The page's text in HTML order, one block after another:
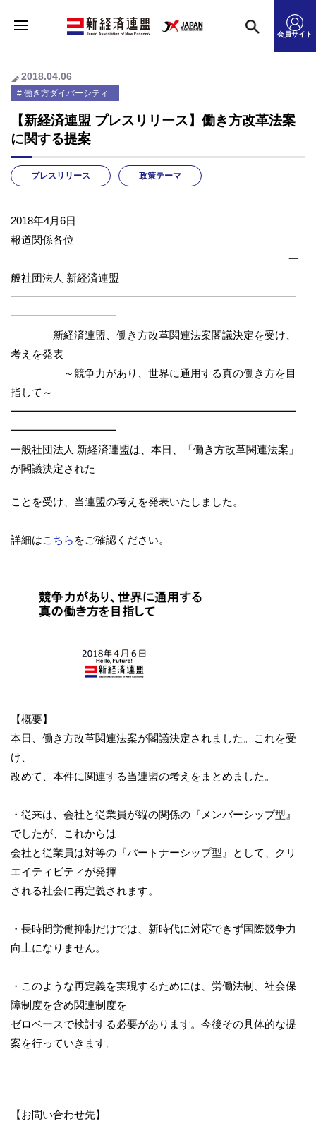
会員サイト
2018.04.06
働き方ダイバーシティ
【新経済連盟 プレスリリース】働き方改革法案
に関する提案
プレスリリース 政策テーマ
2018年4月6日
報道関係各位
一
般社団法人 新経済連盟
━━━━━━━━━━━━━━━━━━━━━━━━━━━
━━━━━━━━━━
新経済連盟、働き方改革関連法案閣議決定を受け、
考えを発表
～競争力があり、世界に通用する真の働き方を目
指して～
━━━━━━━━━━━━━━━━━━━━━━━━━━━
━━━━━━━━━━
一般社団法人 新経済連盟は、本日、「働き方改革関連法案」
が閣議決定された
ことを受け、当連盟の考えを発表いたしました。
詳細はこちら をご確認ください。
【概要】
本日、働き方改革関連法案が閣議決定されました。これを受
け、
改めて、本件に関連する当連盟の考えをまとめました。
・従来は、会社と従業員が縦の関係の『メンバーシップ型』
でしたが、これからは
会社と従業員は対等の『パートナーシップ型』として、クリ
エイティビティが発揮
される社会に再定義されます。
・長時間労働抑制だけでは、新時代に対応できず国際競争力
向上になりません。
・このような再定義を実現するためには、労働法制、社会保
障制度を含め関連制度を
ゼロベースで検討する必要があります。今後その具体的な提
案を行っていきます。
【お問い合わせ先】